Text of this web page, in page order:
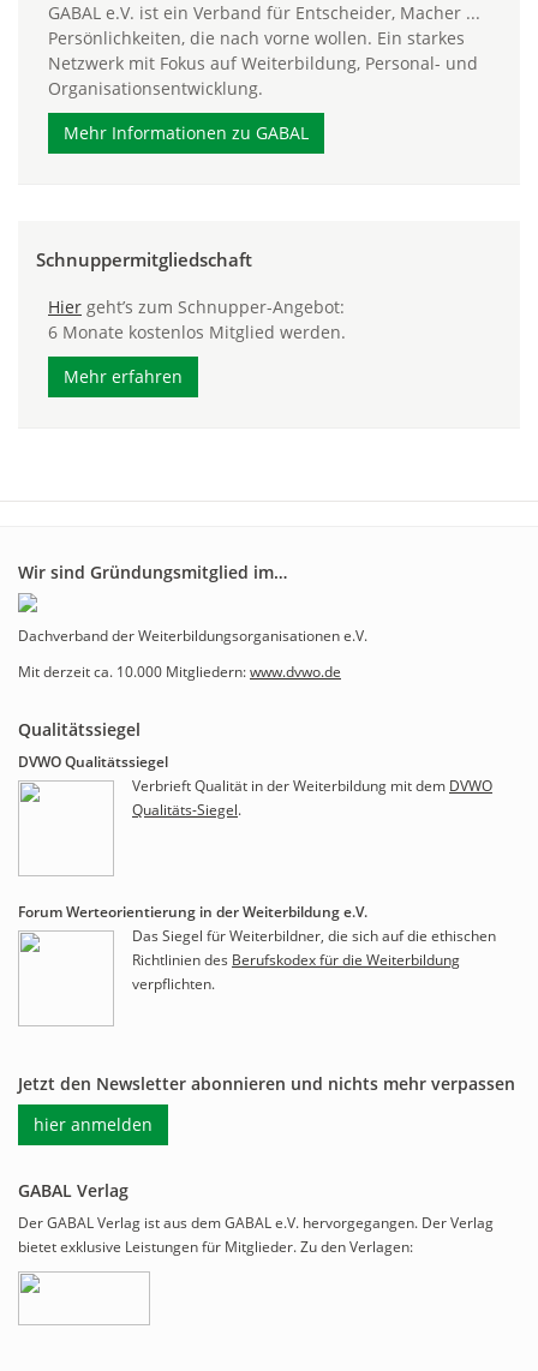
GABAL e.V. ist ein Verband für Entscheider, Macher ...
Persönlichkeiten, die nach vorne wollen. Ein starkes
Netzwerk mit Fokus auf Weiterbildung, Personal- und
Organisationsentwicklung.
Mehr Informationen zu GABAL
Schnuppermitgliedschaft
Hier geht’s zum Schnupper-Angebot:
6 Monate kostenlos Mitglied werden.
Mehr erfahren
Wir sind Gründungsmitglied im…
Dachverband der Weiterbildungsorganisationen e.V.
Mit derzeit ca. 10.000 Mitgliedern:www.dvwo.de
Qualitätssiegel
DVWO Qualitätssiegel
Verbrieft Qualität in der Weiterbildung mit dem DVWO
Qualitäts-Siegel.
Forum Werteorientierung in der Weiterbildung e.V.
Das Siegel für Weiterbildner, die sich auf die ethischen
Richtlinien des Berufskodex für die Weiterbildung
verpflichten.
Jetzt den Newsletter abonnieren und nichts mehr verpassen
hier anmelden
GABAL Verlag
Der GABAL Verlag ist aus dem GABAL e.V. hervorgegangen. Der Verlag
bietet exklusive Leistungen für Mitglieder. Zu den Verlagen: